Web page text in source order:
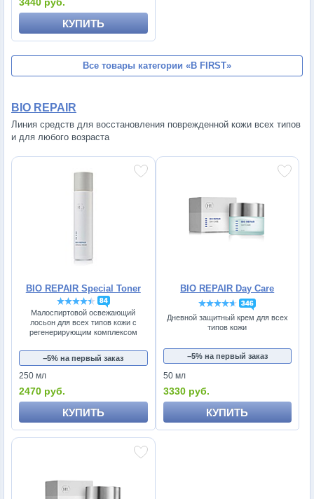
КУПИТЬ
Все товары категории «B FIRST»
BIO REPAIR
Линия средств для восстановления поврежденной кожи всех типов
и для любого возраста
BIO REPAIR Special Toner
84
Малоспиртовой освежающий
лосьон для всех типов кожи с
регенерирующим комплексом
−5% на первый заказ
250 мл
2470 руб.
КУПИТЬ
BIO REPAIR Day Care
346
Дневной защитный крем для всех
типов кожи
−5% на первый заказ
50 мл
3330 руб.
КУПИТЬ